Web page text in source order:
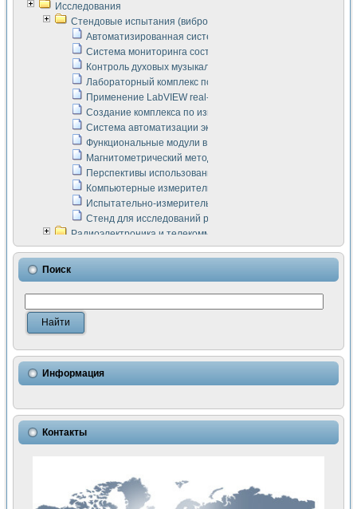
Исследования
Стендовые испытания (виброакустика, тензометрия и т.п.)
Автоматизированная система измерения параметров
Система мониторинга состояния тяговых
Контроль духовых музыкальных инструментов
Лабораторный комплекс по исследованию элементной
Применение LabVIEW real-time module для
Создание комплекса по измерению скорости подвижного
Система автоматизации экспериментальных
Функциональные модули в стандарте Nl SCXI для
Магнитометрический метод в дефектоскопии сварных
Перспективы использования машинного зрения в
Компьютерные измерительные системы для
Испытательно-измерительный комплекс аппаратуры для
Стенд для исследований рабочих процессов ДВС в
Радиоэлектроника и телекоммуникации
LabVIEW в расчетах радиолиний систем передачи данных
Аппаратно-программный комплекс для исследования
Виртуальный лабораторный стенд для исследования
Измерение шумовых параметров операционных
Измерительный преобразователь на основе цифровой
Использование NI LabVIEW для математического
Исследовние возможности создания измерителя ВАХ
Математическое моделирование генератора сигналов -
Применение осциллографического модуля с высоким
Симуляция отклика импульсного радиолокационного
Автоматизация формирования уравнений состояния для
Разработка автоматизированного стенда для измерения
Применение среды LabVIEW для построения картины
Портативная система для определения показателей
Поиск
Информация
Контакты